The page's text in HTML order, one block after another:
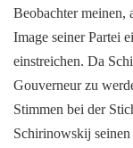
Beobachter meinen,
Image seiner Partei
einstreichen. Da
Gouverneur zu
Stimmen bei der
Schirinowskij